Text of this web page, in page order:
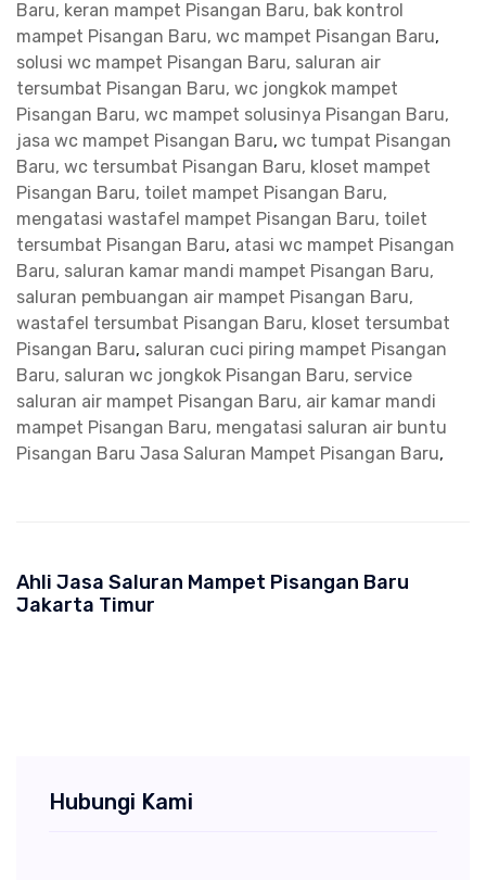
Baru, keran mampet Pisangan Baru, bak kontrol
mampet Pisangan Baru, wc mampet Pisangan Baru,
solusi wc mampet Pisangan Baru, saluran air
tersumbat Pisangan Baru, wc jongkok mampet
Pisangan Baru, wc mampet solusinya Pisangan Baru,
jasa wc mampet Pisangan Baru, wc tumpat Pisangan
Baru, wc tersumbat Pisangan Baru, kloset mampet
Pisangan Baru, toilet mampet Pisangan Baru,
mengatasi wastafel mampet Pisangan Baru, toilet
tersumbat Pisangan Baru, atasi wc mampet Pisangan
Baru, saluran kamar mandi mampet Pisangan Baru,
saluran pembuangan air mampet Pisangan Baru,
wastafel tersumbat Pisangan Baru, kloset tersumbat
Pisangan Baru, saluran cuci piring mampet Pisangan
Baru, saluran wc jongkok Pisangan Baru, service
saluran air mampet Pisangan Baru, air kamar mandi
mampet Pisangan Baru, mengatasi saluran air buntu
Pisangan Baru Jasa Saluran Mampet Pisangan Baru,
Ahli Jasa Saluran Mampet Pisangan Baru
Jakarta Timur
Hubungi Kami